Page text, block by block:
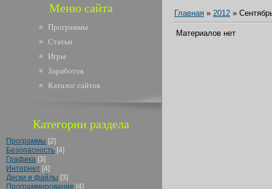
Меню сайта
Программы
Статьи
Игры
Заработок
Каталог сайтов
Категории раздела
Программы [2]
Безопасность [4]
Графика [3]
Интернет [4]
Диски и файлы [3]
Программирование [4]
Главная » 2012 »
Материалов нет